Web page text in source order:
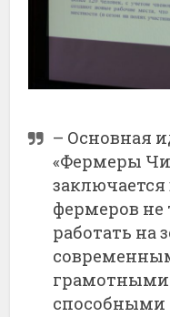
– Основная
«Фермеры
фермеров не
работать на
способными